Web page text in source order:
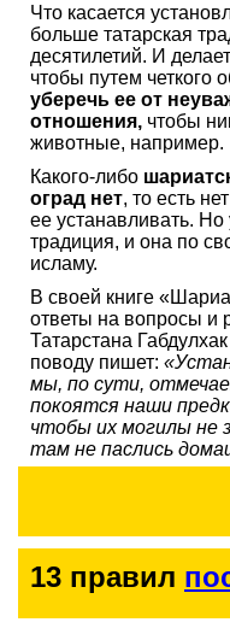
Что касается
больше татарская
десятилетий. И
чтобы путем четкого
уберечь ее от
отношения, чтобы
животные, например.
Какого-либо
оград нет, то есть
ее устанавливать. Но
традиция, и она по
исламу.
В своей книге
ответы на вопросы и
Татарстана
поводу пишет:
мы, по сути,
покоятся наши
чтобы их могилы не
там не паслись
13 правил